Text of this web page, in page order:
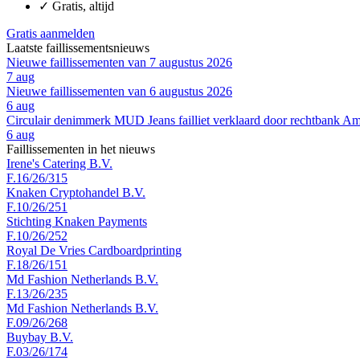
✓ Gratis, altijd
Gratis aanmelden
Laatste faillissementsnieuws
Nieuwe faillissementen van 7 augustus 2026
7 aug
Nieuwe faillissementen van 6 augustus 2026
6 aug
Circulair denimmerk MUD Jeans failliet verklaard door rechtbank
6 aug
Faillissementen in het nieuws
Irene's Catering B.V.
F.16/26/315
Knaken Cryptohandel B.V.
F.10/26/251
Stichting Knaken Payments
F.10/26/252
Royal De Vries Cardboardprinting
F.18/26/151
Md Fashion Netherlands B.V.
F.13/26/235
Md Fashion Netherlands B.V.
F.09/26/268
Buybay B.V.
F.03/26/174